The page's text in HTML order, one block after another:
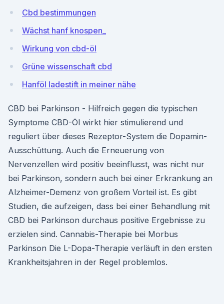
Cbd bestimmungen
Wächst hanf knospen_
Wirkung von cbd-öl
Grüne wissenschaft cbd
Hanföl ladestift in meiner nähe
CBD bei Parkinson - Hilfreich gegen die typischen
Symptome CBD-Öl wirkt hier stimulierend und
reguliert über dieses Rezeptor-System die Dopamin-
Ausschüttung. Auch die Erneuerung von
Nervenzellen wird positiv beeinflusst, was nicht nur
bei Parkinson, sondern auch bei einer Erkrankung an
Alzheimer-Demenz von großem Vorteil ist. Es gibt
Studien, die aufzeigen, dass bei einer Behandlung mit
CBD bei Parkinson durchaus positive Ergebnisse zu
erzielen sind. Cannabis-Therapie bei Morbus
Parkinson Die L-Dopa-Therapie verläuft in den ersten
Krankheitsjahren in der Regel problemlos.